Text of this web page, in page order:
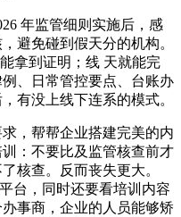
年监管细则实施后，感
避免碰到假天分的机构。
拿到证明；线 天就能完
、日常管控要点、台账办
有没上线下连系的模式。
，帮帮企业搭建完美的内
：不要比及监管核查前才
核查。反而丧失更大。
台，同时还要看培训内容
事商，企业的人员能够矫